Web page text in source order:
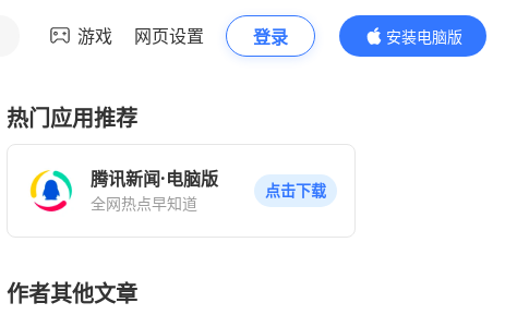
游戏 网页设置 登录
安装电脑版
内容更精彩
热门应用推荐
腾讯新闻·电脑版
全网热点早知道
点击下载
作者其他文章